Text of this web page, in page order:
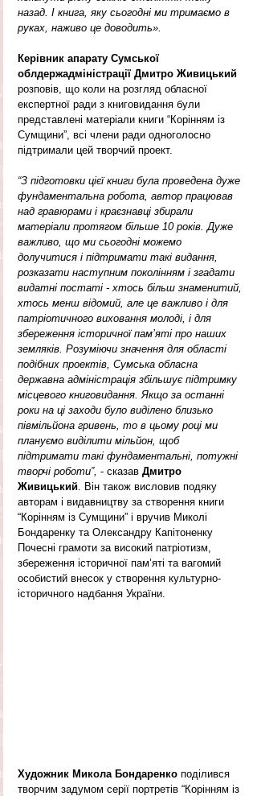
назад. І книга, яку сьогодні ми тримаємо в
руках, наживо це доводить».
Керівник апарату Сумської
облдержадміністрації Дмитро Живицький
розповів, що коли на розгляд обласної
експертної ради з книговидання були
представлені матеріали книги “Корінням із
Сумщини”, всі члени ради одноголосно
підтримали цей творчий проект.
“З підготовки цієї книги була проведена дуже
фундаментальна робота, автор працював
над гравюрами і краєзнавці збирали
матеріали протягом більше 10 років. Дуже
важливо, що ми сьогодні можемо
долучитися і підтримати такі видання,
розказати наступним поколінням і згадати
видатні постаті - хтось більш знаменитий,
хтось менш відомий, але це важливо і для
патріотичного виховання молоді, і для
збереження історичної пам’яті про наших
земляків. Розуміючи значення для області
подібних проектів, Сумська обласна
державна адміністрація збільшує підтримку
місцевого книговидання. Якщо за останні
роки на ці заходи було виділено близько
півмільйона гривень, то в цьому році ми
плануємо виділити мільйон, щоб
підтримати такі фундаментальні, потужні
творчі роботи”, - сказав Дмитро
Живицький . Він також висловив подяку
авторам і видавництву за створення книги
“Корінням із Сумщини” і вручив Миколі
Бондаренку та Олександру Капітоненку
Почесні грамоти за високий патріотизм,
збереження історичної пам’яті та вагомий
особистий внесок у створення культурно-
історичного надбання України.
Художник Микола Бондаренко поділився
творчим задумом серії портретів “Корінням із